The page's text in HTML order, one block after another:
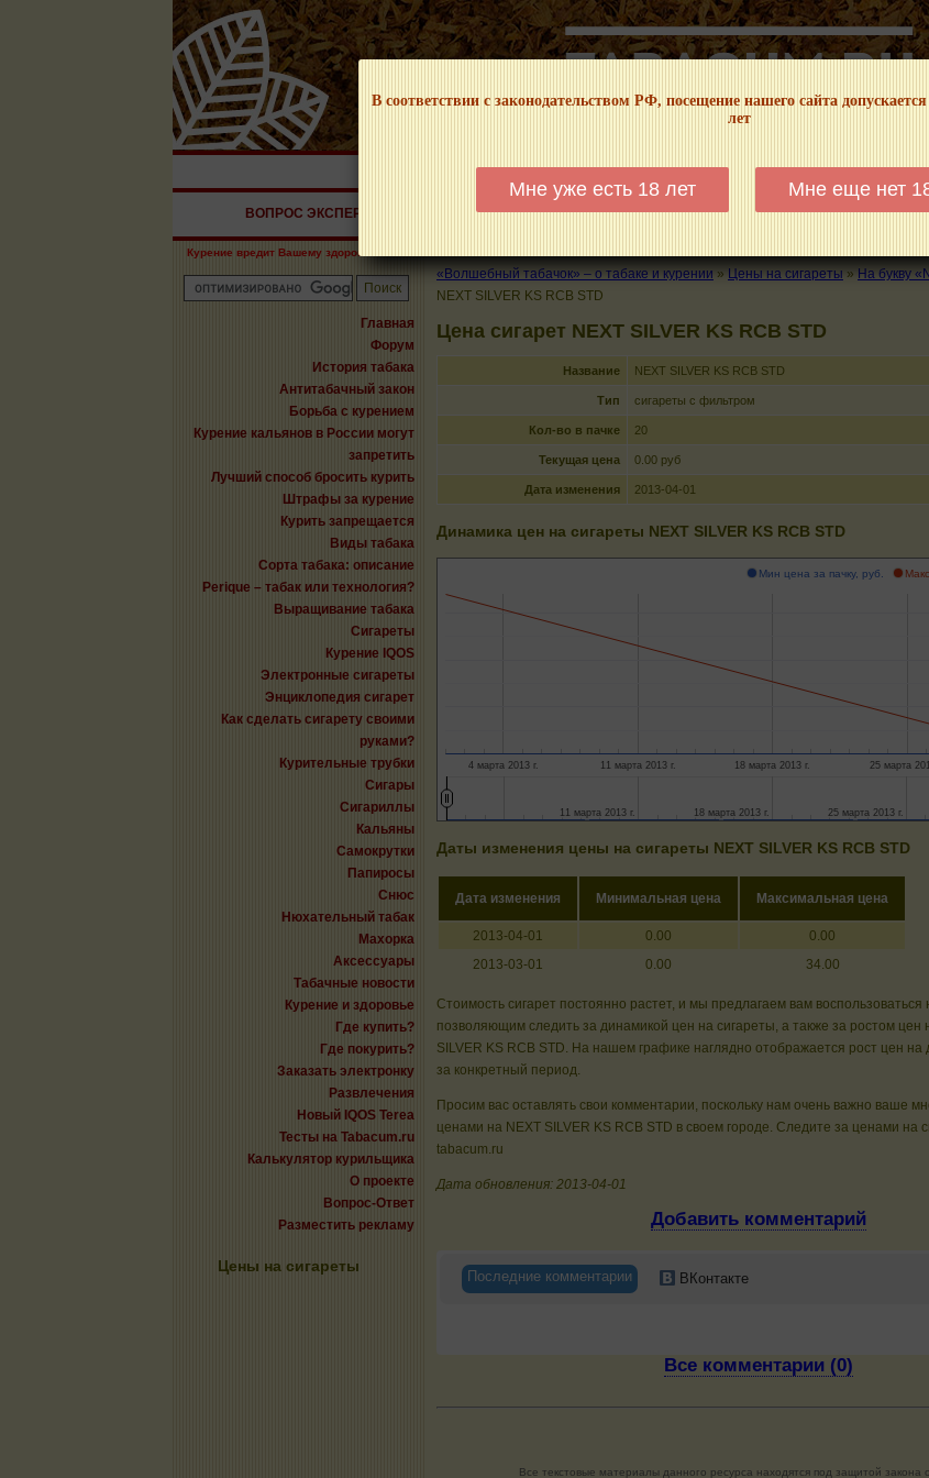
В соответствии с законодательством РФ, посещение нашего сайта
лет
Мне уже есть 18 лет Мне еще нет
НАШ ПОРТАЛ – ИНФОРМАЦИОННЫЙ! МЫ НЕ ЗАНИМАЕМСЯ ПРОДАЖЕЙ И
ВОПРОС ЭКСПЕРТУ КАЛЬЯНЫ ТРУБКИ ГДЕ КУПИТЬ ГДЕ ПОКУРИТЬ
Курение вредит Вашему здоровью!
Главная
Форум
История табака
Антитабачный закон
Борьба с курением
Курение кальянов в России могут
запретить
Лучший способ бросить курить
Штрафы за курение
Курить запрещается
Виды табака
Сорта табака: описание
Perique – табак или технология?
Выращивание табака
Сигареты
Курение IQOS
Электронные сигареты
Энциклопедия сигарет
Как сделать сигарету своими
руками?
Курительные трубки
Сигары
Сигариллы
Кальяны
Самокрутки
Папиросы
Снюс
Нюхательный табак
Махорка
Аксессуары
Табачные новости
Курение и здоровье
Где купить?
Где покурить?
Заказать электронку
Развлечения
Новый IQOS Terea
Тесты на Tabacum.ru
Калькулятор курильщика
О проекте
Вопрос-Ответ
Разместить рекламу
Цены на сигареты
«Волшебный табачок» – о табаке и курении » Цены на сигареты » На букву
NEXT SILVER KS RCB STD
Цена сигарет NEXT SILVER KS RCB STD
Название NEXT SILVER KS RCB STD
Тип сигареты с фильтром
Кол-во в пачке 20
Текущая цена 0.00 руб
Дата изменения 2013-04-01
Динамика цен на сигареты NEXT SILVER KS RCB STD
Мин цена за пачку, руб.
4 марта 2013 г. 11 марта 2013 г. 18 марта 2013 г. 25 марта
11 марта 2013 г.
11 марта 2013 г. 18 марта 2013 г.
18 марта 2013 г. 25 марта 2013 г.
25 марта 2013 г.
Даты изменения цены на сигареты NEXT SILVER KS RCB STD
Дата изменения Минимальная цена Максимальная цена
2013-04-01 0.00
0.00
2013-03-01
0.00 34.00
Стоимость сигарет постоянно растет, и мы предлагаем вам
позволяющим следить за динамикой цен на сигареты, а также за ростом цен
SILVER KS RCB STD. На нашем графике наглядно отображается рост цен на
за конкретный период.
Просим вас оставлять свои комментарии, поскольку нам очень важно ваше
ценами на NEXT SILVER KS RCB STD в своем городе. Следите за ценами на
tabacum.ru
Дата обновления: 2013-04-01
Добавить комментарий
Последние комментарии ВКонтакте
Все комментарии (0)
Все текстовые материалы данного ресурса находятся под защитой закона о